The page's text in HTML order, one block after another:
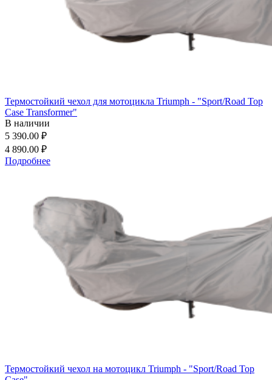
Термостойкий чехол для мотоцикла Triumph - "Sport/Road Top
Case Transformer"
В наличии
5 390.00 ₽
4 890.00 ₽
Подробнее
Термостойкий чехол на мотоцикл Triumph - "Sport/Road Top